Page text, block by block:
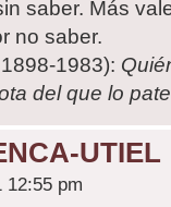
saber. Más
no saber.
1983):
del que lo
UTIEL
12:55 pm